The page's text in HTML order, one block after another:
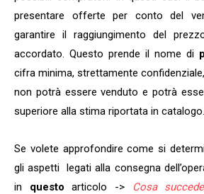
presentare offerte per conto del
garantire il raggiungimento del
accordato. Questo prende il nome di
cifra minima, strettamente
non potrà essere venduto e potrà
superiore alla stima riportata in catalogo.
Se volete approfondire come si
gli aspetti legati alla consegna
in questo articolo ->
Cosa